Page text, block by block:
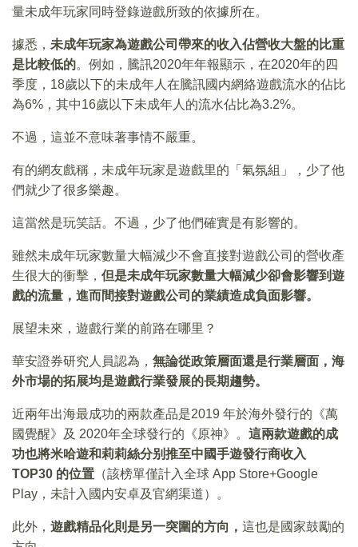
量未成年玩家同時登錄遊戲所致的依據所在。
據悉， 未成年玩家為遊戲公司帶來的收入佔營收大盤的比重
是比較低的。例如，騰訊2020年年報顯示，在2020年的四
季度，18歲以下的未成年人在騰訊國内網絡遊戲流水的佔比
為6%，其中16歲以下未成年人的流水佔比為3.2%。
不過，這並不意味著事情不嚴重。
有的網友戲稱，未成年玩家是遊戲里的「氣氛組」，少了他
們就少了很多樂趣。
這當然是玩笑話。不過，少了他們確實是有影響的。
雖然未成年玩家數量大幅減少不會直接對遊戲公司的營收產
生很大的衝擊， 但是未成年玩家數量大幅減少卻會影響到遊
戲的流量，進而間接對遊戲公司的業績造成負面影響。
展望未來，遊戲行業的前路在哪里？
華安證券研究人員認為， 無論從政策層面還是行業層面，海
外市場的拓展均是遊戲行業發展的長期趨勢。
近兩年出海最成功的兩款產品是2019 年於海外發行的《萬
國覺醒》及 2020年全球發行的《原神》。 這兩款遊戲的成
功也將米哈遊和莉莉絲分别推至中國手遊發行商收入
TOP30 的位置 （該榜單僅計入全球 App Store+Google
Play，未計入國内安卓及官網渠道）。
此外， 遊戲精品化則是另一突圍的方向， 這也是國家鼓勵的